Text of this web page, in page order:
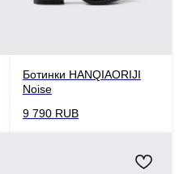
Ботинки HANQIAORIJI
Noise
9 790 RUB